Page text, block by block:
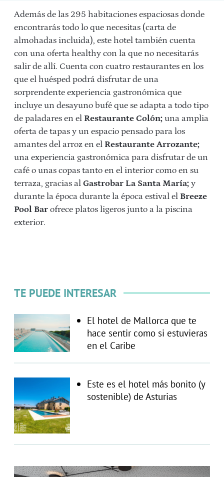
Además de las 295 habitaciones espaciosas donde
encontrarás todo lo que necesitas (carta de
almohadas incluida), este hotel también cuenta
con una oferta healthy con la que no necesitarás
salir de allí. Cuenta con cuatro restaurantes en los
que el huésped podrá disfrutar de una
sorprendente experiencia gastronómica que
incluye un desayuno bufé que se adapta a todo tipo
de paladares en el Restaurante Colón; una amplia
oferta de tapas y un espacio pensado para los
amantes del arroz en el Restaurante Arrozante;
una experiencia gastronómica para disfrutar de un
café o unas copas tanto en el interior como en su
terraza, gracias al Gastrobar La Santa María; y
durante la época durante la época estival el Breeze
Pool Bar ofrece platos ligeros junto a la piscina
exterior.
TE PUEDE INTERESAR
El hotel de Mallorca que te
hace sentir como si estuvieras
en el Caribe
Este es el hotel más bonito (y
sostenible) de Asturias